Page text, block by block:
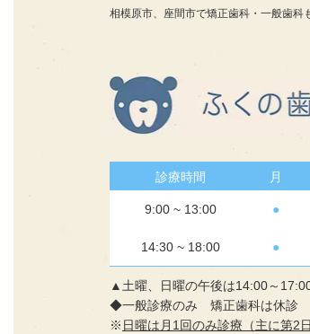
相模原市、座間市で矯正歯科・一般歯科
診療時間 月
9:00 ~ 13:00 ●
14:30 ~ 18:00 ●
▲土曜、日曜の午後は14:00～
◆一般診療のみ 矯正歯科は休診
※ 日曜は月1回のみ診療（主に第2日